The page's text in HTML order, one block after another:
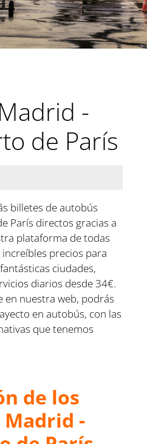
-
de París
billetes de autobús
París directos gracias a
plataforma de todas
increíbles precios para
ciudades,
diarios desde 34€.
en nuestra web, podrás
en autobús, con las
que tenemos
de los
-